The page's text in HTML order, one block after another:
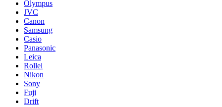
Olympus
JVC
Canon
Samsung
Casio
Panasonic
Leica
Rollei
Nikon
Sony
Fuji
Drift